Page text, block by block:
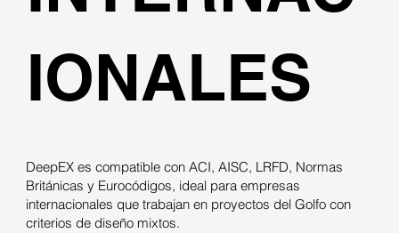
DeepEX es compatible con ACI, AISC, LRFD, Normas
Británicas y Eurocódigos, ideal para empresas
internacionales que trabajan en proyectos del Golfo con
criterios de diseño mixtos.
IONALES